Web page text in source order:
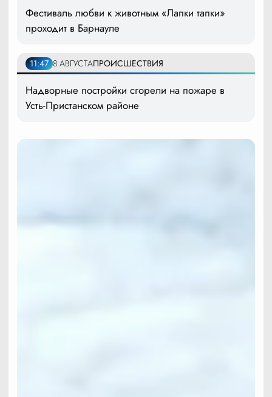
Фестиваль любви к животным «Лапки тапки»
проходит в Барнауле
11:47 8 АВГУСТАПРОИСШЕСТВИЯ
Надворные постройки сгорели на пожаре в
Усть-Пристанском районе